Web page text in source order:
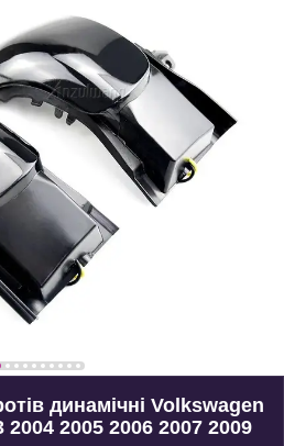
динамічні Volkswagen
2005 2006 2007 2009